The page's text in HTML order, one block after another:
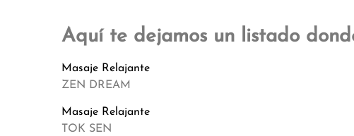
Aquí te dejamos un listado
Masaje Relajante
ZEN DREAM
Masaje Relajante
TOK SEN